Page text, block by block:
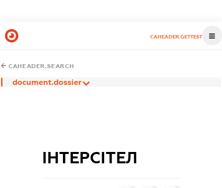
CAHEADER.GETTEST
CAHEADER.SEARCH
document.dossier
ІНТЕРСІТЕЛ